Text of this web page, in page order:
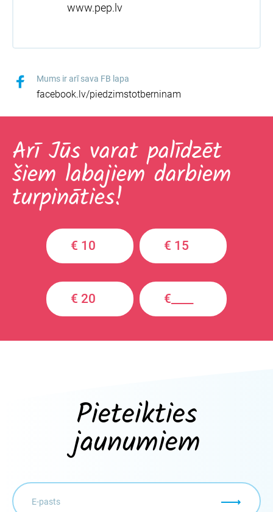
www.pep.lv
Mums ir arī sava FB lapa
facebook.lv/piedzimstotberninam
Arī Jūs varat palīdzēt
šiem labajiem darbiem
turpināties!
€ 10 € 15
€ 20 €____
Pieteikties
jaunumiem